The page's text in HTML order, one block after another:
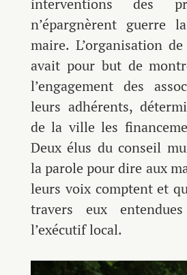
n’épargnèrent guerre
maire. L’organisation
avait pour but de
l’engagement des
leurs adhérents,
de la ville les
Deux élus du conseil
la parole pour dire aux
leurs voix comptent et
travers eux
l’exécutif local.